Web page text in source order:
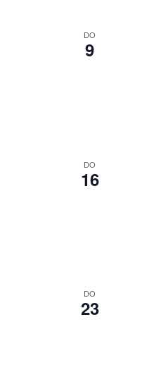
DO
9
DO
16
DO
23